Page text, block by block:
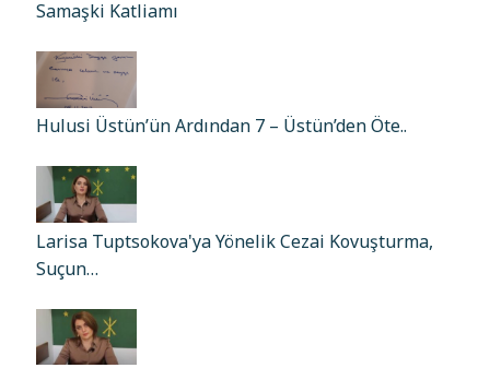
Samaşki Katliamı
Hulusi Üstün’ün Ardından 7 – Üstün’den Öte..
Larisa Tuptsokova'ya Yönelik Cezai Kovuşturma,
Suçun…